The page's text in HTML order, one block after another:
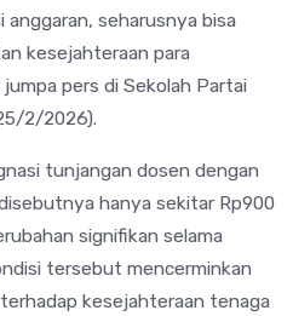
anggaran, seharusnya bisa
kesejahteraan para
pers di Sekolah Partai
2/2026).
tunjangan dosen dengan
hanya sekitar Rp900
signifikan selama
tersebut mencerminkan
kesejahteraan tenaga